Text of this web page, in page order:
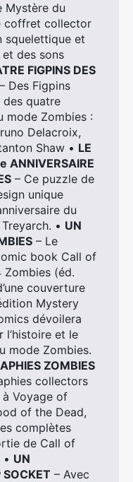
Mystère du
coffret collector
squelettique et
des sons
FIGPINS DES
– Des Figpins
des quatre
mode Zombies :
Delacroix,
Shaw • LE
ANNIVERSAIRE
– Ce puzzle de
unique
du
• UN
– Le
book Call of
Zombies (éd.
couverture
Mystery
dévoilera
l’histoire et le
mode Zombies.
ZOMBIES
collectors
Voyage of
of the Dead,
complètes
de Call of
UN
SOCKET – Avec